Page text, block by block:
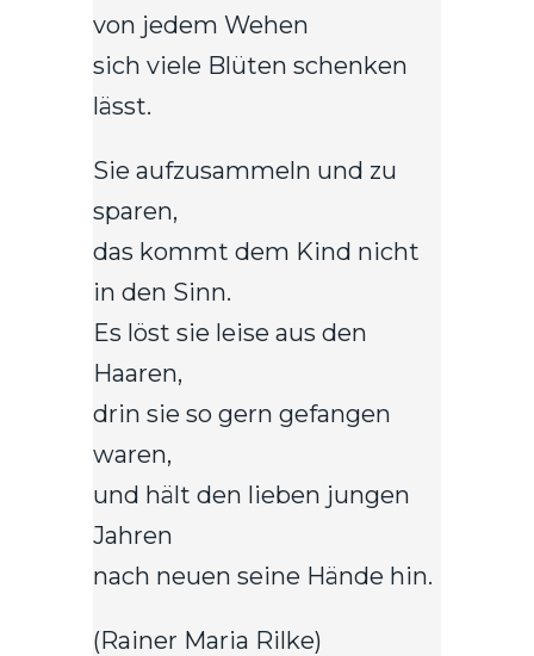
von jedem Wehen
sich viele Blüten schenken
lässt.
Sie aufzusammeln und zu
sparen,
das kommt dem Kind nicht
in den Sinn.
Es löst sie leise aus den
Haaren,
drin sie so gern gefangen
waren,
und hält den lieben jungen
Jahren
nach neuen seine Hände hin.
(Rainer Maria Rilke)